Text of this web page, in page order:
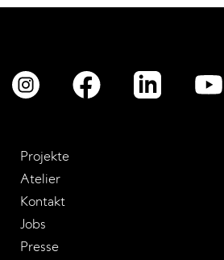
Projekte
Atelier
Kontakt
Jobs
Presse